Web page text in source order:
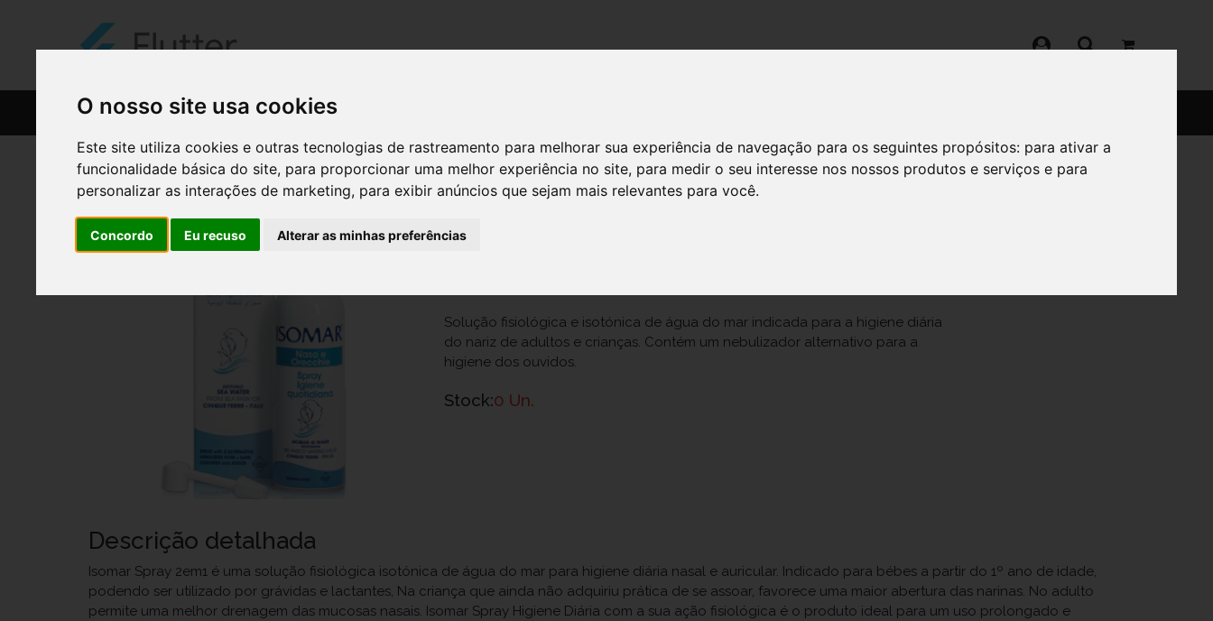
O nosso site usa cookies
Este site utiliza cookies e outras tecnologias de rastreamento para melhorar sua experiência de navegação para os seguintes propósitos: para ativar a
funcionalidade básica do site, para proporcionar uma melhor experiência no site, para medir o seu interesse nos nossos produtos e serviços e para
personalizar as interações de marketing, para exibir anúncios que sejam mais relevantes para você.
Concordo Eu recuso Alterar as minhas preferências
RECEITAS CATÁLOGO
Isomar Spray 2/1 100 Ml
Moreno II - Produtos De Saúde Lda.
Solução fisiológica e isotónica de água do mar indicada para a higiene diária
do nariz de adultos e crianças. Contém um nebulizador alternativo para a
higiene dos ouvidos.
Stock:0 Un.
Descrição detalhada
Isomar Spray 2em1 é uma solução fisiológica isotónica de água do mar para higiene diária nasal e auricular. Indicado para bébes a partir do 1º ano de idade,
podendo ser utilizado por grávidas e lactantes, Na criança que ainda não adquiriu prática de se assoar, favorece uma maior abertura das narinas. No adulto
permite uma melhor drenagem das mucosas nasais. Isomar Spray Higiene Diária com a sua ação fisiológica é o produto ideal para um uso prolongado e